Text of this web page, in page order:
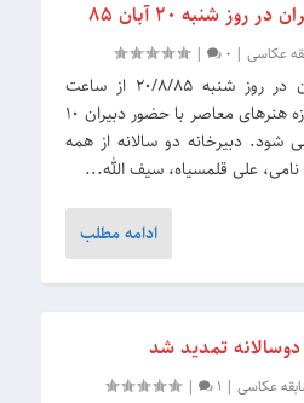
شنبه 20 آبان 85
عکاسی |
0
|
همایش عکاسی معاصر ایران در روز شنبه 20/8/85 از ساعت
30/17 در سالن سینما تک موزه هنرهای معاصر با حضور دبیران 10
شود. دبیرخانه دو سالانه از همه
علی قلمسیاه، سیف الله...
ادامه مطلب
تمدید شد
عکاسی |
1
|